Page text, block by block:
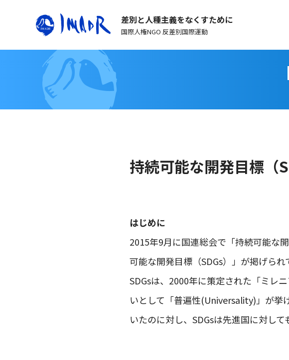
差別と人種主義をなくすために
国際人権NGO 反差別国際運動
持続可能な開発目標（
はじめに
2015年9月に国連総会で「持続可能な
可能な開発目標（SDGs）」が掲げられ
SDGsは、2000年に策定された「ミレ
いとして「普遍性(Universality)」が挙
いたのに対し、SDGsは先進国に対して